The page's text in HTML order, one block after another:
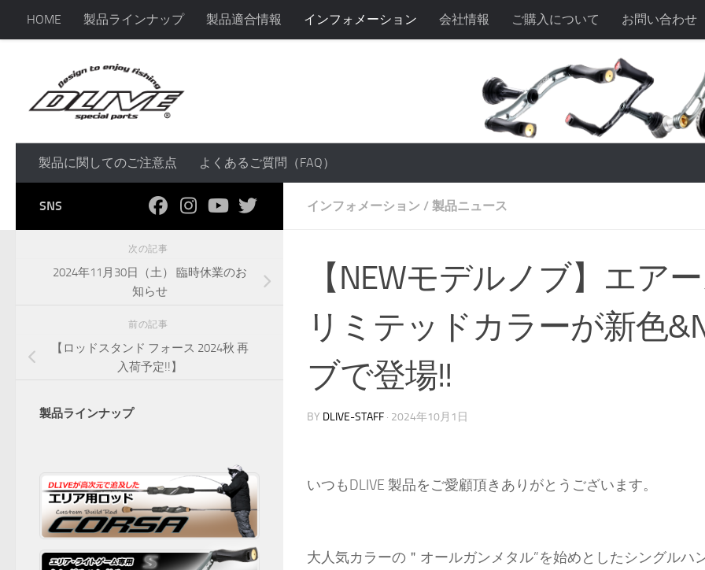
コンテンツへスキップ
HOME 製品ラインナップ 製品適合情報 インフォメーション 会社情報 ご購入について お問い合わせ
製品に関してのご注意点 よくあるご質問（FAQ）
インフォメーション / 製品ニュース
【NEWモデルノブ】エア
リミテッドカラーが新色
ブで登場!!
BY DLIVE-STAFF · 2024年10月1日
いつもDLIVE 製品をご愛顧頂きありがとうございます。
大人気カラーの＂オールガンメタル”を始めとしたシングルハ
SNS
次の記事
2024年11月30日（土） 臨時休業のお
知らせ
前の記事
【ロッドスタンド フォース 2024秋 再
入荷予定!!】
製品ラインナップ